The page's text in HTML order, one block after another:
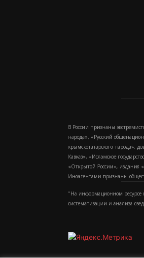
В России признаны
народа», «Русский
крымскотатарского народа»,
Кавказ», «Исламское
«Открытой России», издания
Иноагентами признаны
"На информационном ресурсе
систематизации и анализа